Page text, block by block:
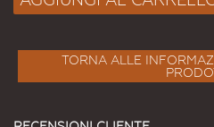
TORNA ALLE